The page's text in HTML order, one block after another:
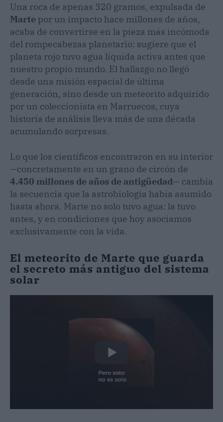
Una roca de apenas 320 gramos, expulsada de
Marte por un impacto hace millones de años,
acaba de convertirse en la pieza más incómoda
del rompecabezas planetario: sugiere que el
planeta rojo tuvo agua líquida activa antes que
nuestro propio mundo. El hallazgo no llegó
desde una misión espacial de última
generación, sino desde un meteorito adquirido
por un coleccionista en Marruecos, cuya
historia de análisis lleva más de una década
acumulando sorpresas.
Lo que los científicos encontraron en su interior
—concretamente en un grano de circón de
4.450 millones de años de antigüedad— cambia
la secuencia que la astrobiología había asumido
hasta ahora. Marte no solo tuvo agua: la tuvo
antes, y en condiciones que hoy asociamos
exclusivamente con la vida.
El meteorito de Marte que guarda
el secreto más antiguo del sistema
solar